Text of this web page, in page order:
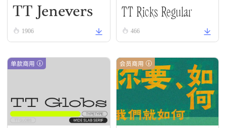
TT Jenevers
Regular
1906
TT Ricks Regular
466
单款商用 会员商用